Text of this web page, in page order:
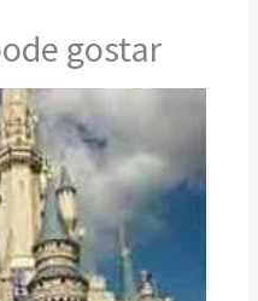
gostar